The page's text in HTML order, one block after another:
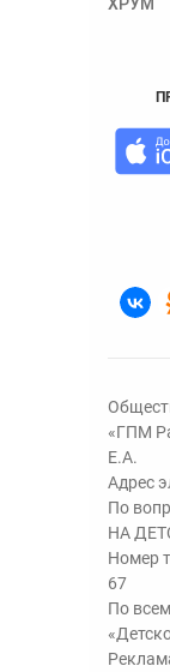
«ГПМ
Е.А.
Адрес
По
НА
Номер
67
По